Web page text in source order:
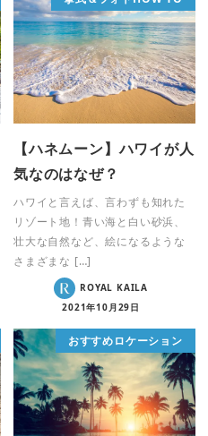
【ハネムーン】ハワイが人
気なのはなぜ？
ハワイと言えば、言わずも知れた
リゾート地！青い海と白い砂浜、
壮大な自然など、絵になるような
さまざまな […]
ROYAL KAILA
2021年10月29日
おすすめロケーション